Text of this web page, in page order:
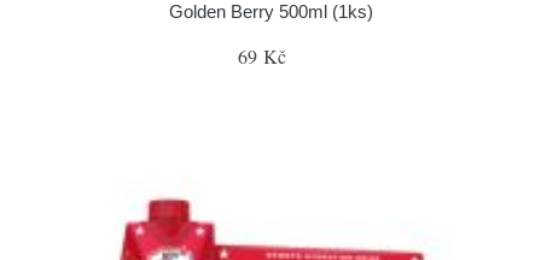
Golden Berry 500ml (1ks)
69 Kč